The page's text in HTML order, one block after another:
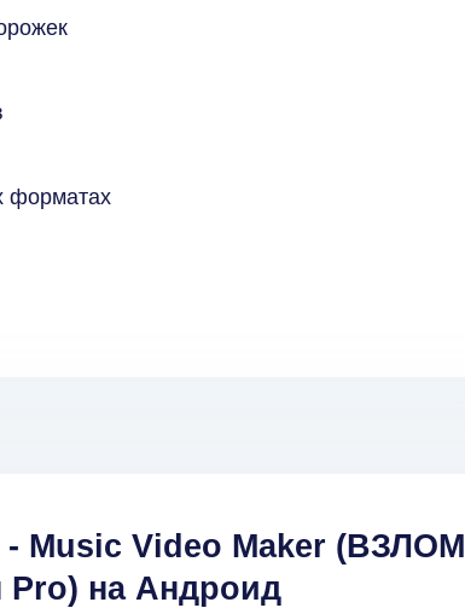
форматах
- Music Video Maker (ВЗЛОМ
Pro) на Андроид